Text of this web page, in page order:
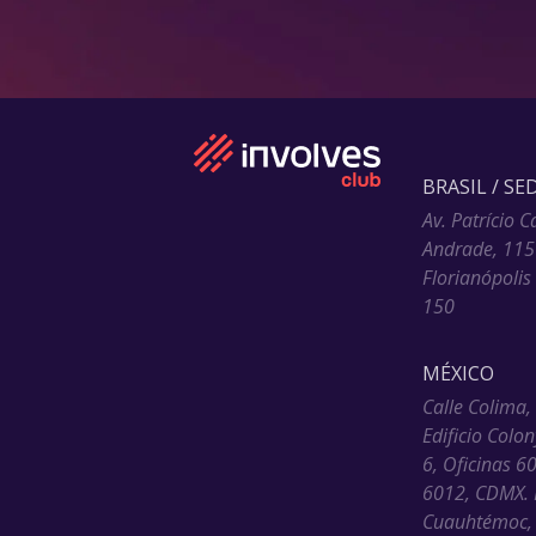
BRASIL /
Av. Patrício
Andrade,
Florianópolis
150
MÉXICO
Calle
Edificio
6, Oficinas
6012,